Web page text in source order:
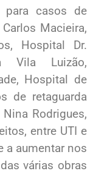
para casos de
Macieira,
Hospital Dr.
Vila Luizão,
Hospital de
de retaguarda
Rodrigues,
entre UTI e
a aumentar nos
várias obras